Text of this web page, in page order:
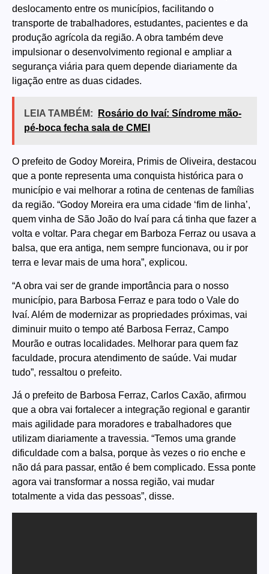
deslocamento entre os municípios, facilitando o
transporte de trabalhadores, estudantes, pacientes e da
produção agrícola da região. A obra também deve
impulsionar o desenvolvimento regional e ampliar a
segurança viária para quem depende diariamente da
ligação entre as duas cidades.
LEIA TAMBÉM:
Rosário do Ivaí: Síndrome mão-
pé-boca fecha sala de CMEI
O prefeito de Godoy Moreira, Primis de Oliveira, destacou
que a ponte representa uma conquista histórica para o
município e vai melhorar a rotina de centenas de famílias
da região. “Godoy Moreira era uma cidade ‘fim de linha’,
quem vinha de São João do Ivaí para cá tinha que fazer a
volta e voltar. Para chegar em Barboza Ferraz ou usava a
balsa, que era antiga, nem sempre funcionava, ou ir por
terra e levar mais de uma hora”, explicou.
“A obra vai ser de grande importância para o nosso
município, para Barbosa Ferraz e para todo o Vale do
Ivaí. Além de modernizar as propriedades próximas, vai
diminuir muito o tempo até Barbosa Ferraz, Campo
Mourão e outras localidades. Melhorar para quem faz
faculdade, procura atendimento de saúde. Vai mudar
tudo”, ressaltou o prefeito.
Já o prefeito de Barbosa Ferraz, Carlos Caxão, afirmou
que a obra vai fortalecer a integração regional e garantir
mais agilidade para moradores e trabalhadores que
utilizam diariamente a travessia. “Temos uma grande
dificuldade com a balsa, porque às vezes o rio enche e
não dá para passar, então é bem complicado. Essa ponte
agora vai transformar a nossa região, vai mudar
totalmente a vida das pessoas”, disse.